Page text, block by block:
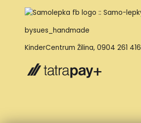
bysues_handmade
KinderCentrum Žilina, 0904 261 416